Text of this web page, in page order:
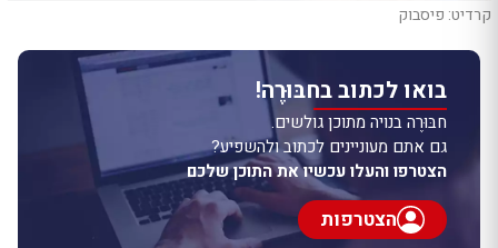
קרדיט: פיסבוק
בואו לכתוב בחבּוּרֶה!
חבּוּרֶה בנויה מתוכן גולשים.
גם אתם מעוניינים לכתוב ולהשפיע?
הצטרפו והעלו עכשיו את התוכן שלכם
הצטרפות